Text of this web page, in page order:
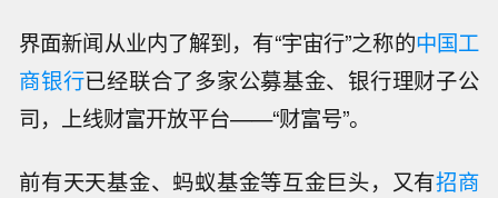
界面新闻从业内了解到，有“宇宙行”之称的中国工
商银行已经联合了多家公募基金、银行理财子公
司，上线财富开放平台——“财富号”。
前有天天基金、蚂蚁基金等互金巨头，又有招商